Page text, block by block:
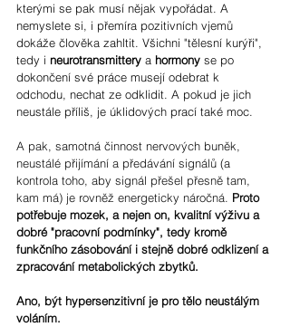
kterými se pak musí nějak vypořádat. A
nemyslete si, i přemíra pozitivních vjemů
dokáže člověka zahltit. Všichni "tělesní kurýři",
tedy i neurotransmittery a hormony se po
dokončení své práce musejí odebrat k
odchodu, nechat ze odklidit. A pokud je jich
neustále příliš, je úklidových prací také moc.
A pak, samotná činnost nervových buněk,
neustálé přijímání a předávání signálů (a
kontrola toho, aby signál přešel přesně tam,
kam má) je rovněž energeticky náročná. Proto
potřebuje mozek, a nejen on, kvalitní výživu a
dobré "pracovní podmínky", tedy kromě
funkčního zásobování i stejně dobré odklizení a
zpracování metabolických zbytků.
Ano, být hypersenzitivní je pro tělo neustálým
voláním.